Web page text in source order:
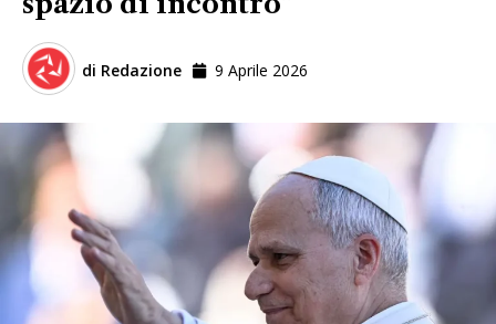
di Redazione 9 Aprile 2026